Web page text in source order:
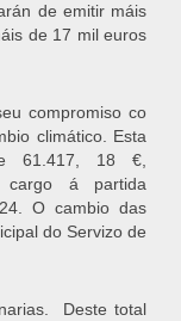
de emitir máis
de 17 mil euros
compromiso co
climático. Esta
61.417, 18 €,
cargo á partida
O cambio das
do Servizo de
Deste total